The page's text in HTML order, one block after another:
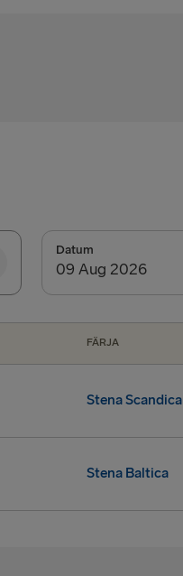
Datum
FÄRJA
Stena Scandica
Stena Baltica